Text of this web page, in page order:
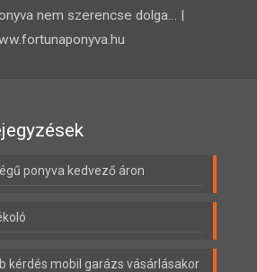
nem szerencse dolga… |
ponyva kedvező áron
kérdés mobil garázs vásárlásakor